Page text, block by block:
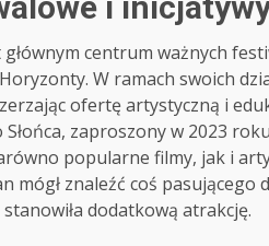
centrum ważnych
W ramach swoich
ofertę artystyczną i
Słońca, zaproszony w 2023
popularne filmy, jak i
mógł znaleźć coś
dodatkową atrakcję.